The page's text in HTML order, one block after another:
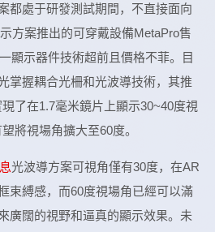
都處于研發測試期間，不直接面向
方案推出的可穿戴設備MetaPro售
顯示器件技術超前且價格不菲。目
掌握耦合光柵和光波導技術，其推
了在1.7毫米鏡片上顯示30~40度視
將視場角擴大至60度。
光波導方案可視角僅有30度，在AR
束縛感，而60度視場角已經可以滿
廣闊的視野和逼真的顯示效果。未